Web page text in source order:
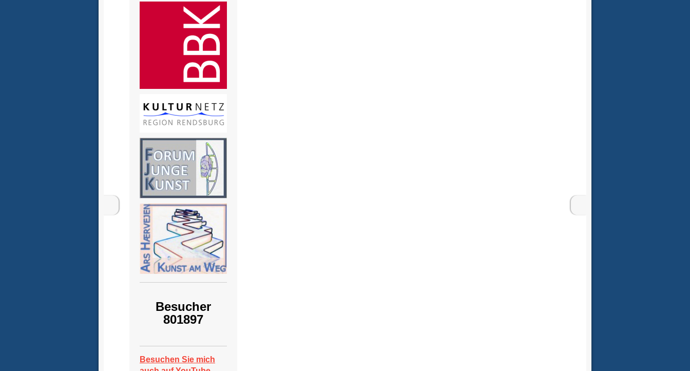
Besucher
801897
Besuchen Sie mich